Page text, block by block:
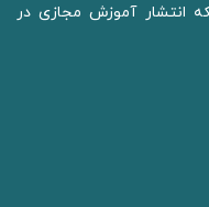
انتشار آموزش مجازی در